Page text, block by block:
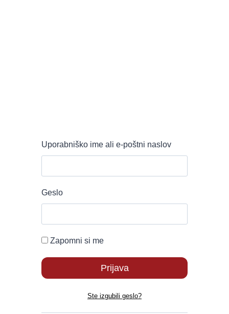
Uporabniško ime ali e-poštni naslov
Geslo
Zapomni si me
Ste izgubili geslo?